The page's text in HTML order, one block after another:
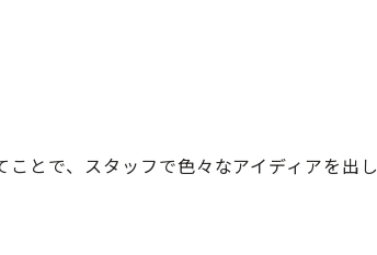
とで、スタッフで色々なアイディアを出し